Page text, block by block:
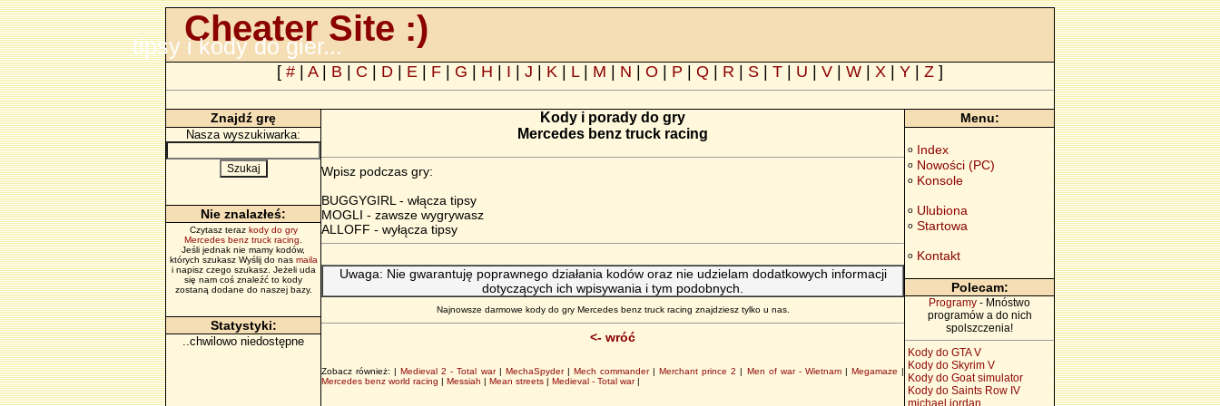
Cheater Site :)
tipsy i kody do gier...
[ # A| B C D E F G H I J K L| M N O P Q R S T U V W X Y Z ]
Znajdź grę
Nasza wyszukiwarka:
Nie znalazłeś:
Czytasz teraz kody do gry
Mercedes benz truck racing
Jeśli jednak nie mamy kodów,
których szukasz Wyślij do nas maila
i napisz czego szukasz. Jeżeli uda
się nam coś znaleźć to kody
zostaną dodane do naszej bazy.
Statystyki:
..chwilowo niedostępne
Kody i porady do gry
Mercedes benz truck racing
Wpisz podczas gry:
BUGGYGIRL - włącza tipsy
MOGLI - zawsze wygrywasz
ALLOFF - wyłącza tipsy
Uwaga: Nie gwarantuję poprawnego działania kodów oraz nie udzielam dodatkowych informacji
dotyczących ich wpisywania i tym podobnych.
Najnowsze darmowe kody do gry Mercedes benz truck racing znajdziesz tylko u nas.
<- wróć
Zobacz również: |Medieval 2 - Total war| MechaSpyder| Mech commander|Merchant prince 2 | Men of war - Wietnam|Megamaze |
Mercedes benz world racing | Messiah | Mean streets | Medieval - Total war|
Menu:
o Index
o Nowości (PC)
o Konsole
o Ulubiona
o Startowa
o Kontakt
Polecam:
Programy - Mnóstwo
programów a do nich
spolszczenia!
Kody do GTA V
Kody do Skyrim V
Kody do Goat simulator
Kody do Saints Row IV
michael jordan